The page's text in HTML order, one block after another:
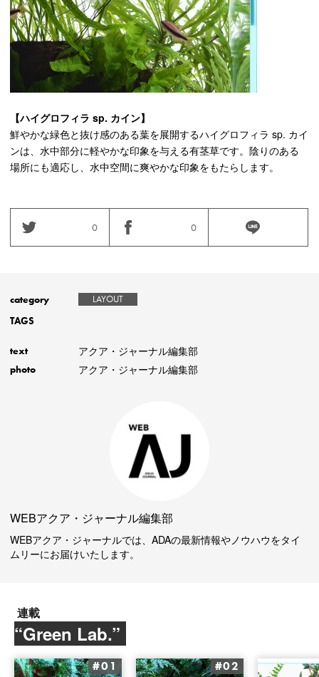
【ハイグロフィラ sp. カイン】
鮮やかな緑色と抜け感のある葉を展開するハイグロフィラ sp. カイ
ンは、水中部分に軽やかな印象を与える有茎草です。陰りのある
場所にも適応し、水中空間に爽やかな印象をもたらします。
0 0
category LAYOUT
TAGS
text アクア・ジャーナル編集部
photo アクア・ジャーナル編集部
WEBアクア・ジャーナル編集部
WEBアクア・ジャーナルでは、ADAの最新情報やノウハウをタイ
ムリーにお届けいたします。
連載
“Green Lab.”
#01 #02